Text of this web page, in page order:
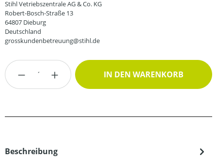
Stihl Vetriebszentrale AG & Co. KG
Robert-Bosch-Straße 13
64807 Dieburg
Deutschland
grosskundenbetreuung@stihl.de
Produkt Anzahl: Gib den gewünschten
IN DEN WARENKORB
Beschreibung